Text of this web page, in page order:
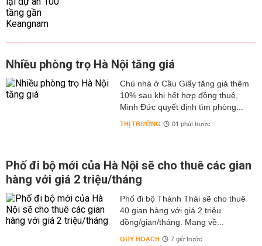
Nhiều phòng trọ Hà Nội tăng giá
Chủ nhà ở Cầu Giấy tăng giá thêm
10% sau khi hết hợp đồng thuê,
Minh Đức quyết định tìm phòng...
THỊ TRƯỜNG 01 phút trước
Phố đi bộ mới của Hà Nội sẽ cho thuê các gian
hàng với giá 2 triệu/tháng
Phố đi bộ Thành Thái sẽ cho thuê
40 gian hàng với giá 2 triệu
đồng/gian/tháng. Mang về...
QUY HOẠCH 7 giờ trước